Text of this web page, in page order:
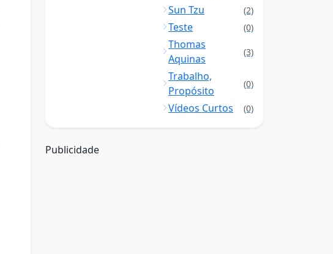
Sun Tzu (2)
Teste (0)
Thomas
Aquinas
(3)
Trabalho,
Propósito
(0)
Vídeos Curtos (0)
Publicidade